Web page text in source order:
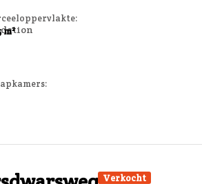
m²
Verkocht